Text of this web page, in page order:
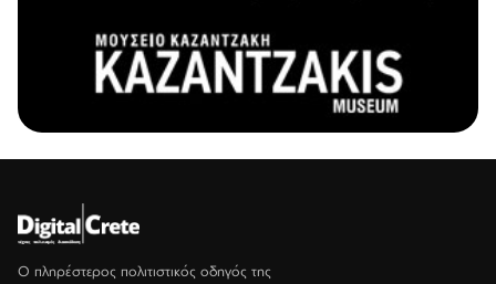
Ο πληρέστερος πολιτιστικός οδηγός της